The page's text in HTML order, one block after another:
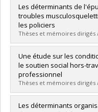
Graduate :Chevalier
Cycle :Master's
Grade :M. Sc.
Lien vers le document
Les déterminants de
troubles
les policiers
Thèses et mémoires dirigés
Graduate :Drolet,
Cycle :Master's
Grade :M. Sc.
Lien vers le document
Une étude sur les
le soutien social hors-
professionnel
Thèses et mémoires dirigés
Graduate :Nowak, Fleur
Les déterminants